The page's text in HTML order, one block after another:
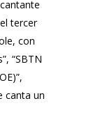
tercer
con
“SBTN
canta un